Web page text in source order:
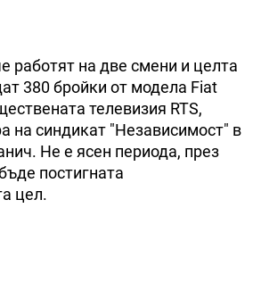
работят на две смени и целта
380 бройки от модела Fiat
телевизия RTS,
на синдикат "Независимост" в
Не е ясен периода, през
постигната
цел.